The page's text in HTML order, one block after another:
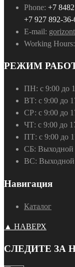
Phone: +7
+7 927 892-36-
E-mail:
Working Hours:
РЕЖИМ
ПН: с 9:00 до
ВТ: с 9:00 до
СР: с 9:00 до
ЧТ: с 9:00 до
ПТ: с 9:00 до
СБ: Выходной
ВС: Выходной
Навигация
Каталог
▲ НАВЕРХ
СЛЕДИТЕ ЗА